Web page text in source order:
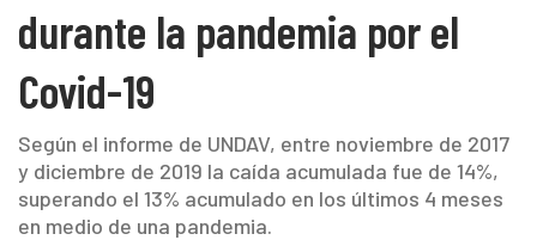
durante la pandemia por el
Covid-19
Según el informe de UNDAV, entre noviembre de 2017
y diciembre de 2019 la caída acumulada fue de 14%,
superando el 13% acumulado en los últimos 4 meses
en medio de una pandemia.